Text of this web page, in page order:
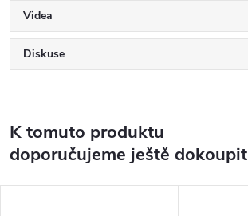
Videa
Diskuse
K tomuto produktu
doporučujeme ještě dokoupit